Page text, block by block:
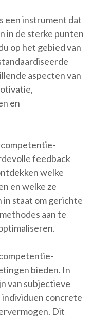
een instrument dat
in de sterke punten
op het gebied van
aspecten van
en
feedback
welke
en welke ze
staat om gerichte
aan te
bieden. In
van subjectieve
concrete
Dit